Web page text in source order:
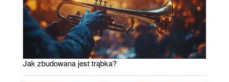
Jak zbudowana jest trąbka?